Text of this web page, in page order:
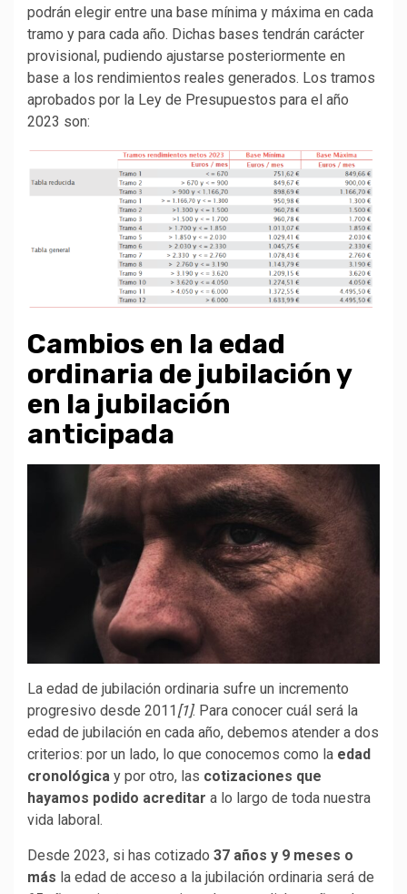
podrán elegir entre una base mínima y máxima en cada
tramo y para cada año. Dichas bases tendrán carácter
provisional, pudiendo ajustarse posteriormente en
base a los rendimientos reales generados. Los tramos
aprobados por la Ley de Presupuestos para el año
2023 son:
Cambios en la edad
ordinaria de jubilación y
en la jubilación
anticipada
La edad de jubilación ordinaria sufre un incremento
progresivo desde 2011 [1]. Para conocer cuál será la
edad de jubilación en cada año, debemos atender a dos
criterios: por un lado, lo que conocemos como la edad
cronológica y por otro, las cotizaciones que
hayamos podido acreditar a lo largo de toda nuestra
vida laboral.
Desde 2023, si has cotizado 37 años y 9 meses o
más la edad de acceso a la jubilación ordinaria será de